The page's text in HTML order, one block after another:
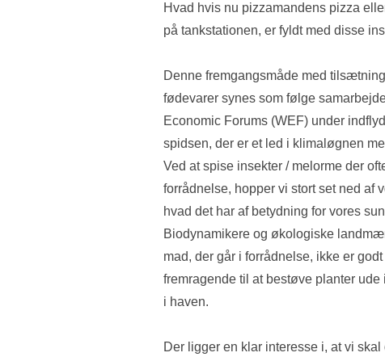
Hvad hvis nu pizzamandens pizza
på tankstationen, er fyldt med disse
Denne fremgangsmåde med
fødevarer synes som følge
Economic Forums (WEF) under
spidsen, der er et led i klimaløgnen
Ved at spise insekter / melorme der
forrådnelse, hopper vi stort set ned af
hvad det har af betydning for vores
Biodynamikere og økologiske
mad, der går i forrådnelse, ikke er
fremragende til at bestøve planter
i haven.
Der ligger en klar interesse i, at vi